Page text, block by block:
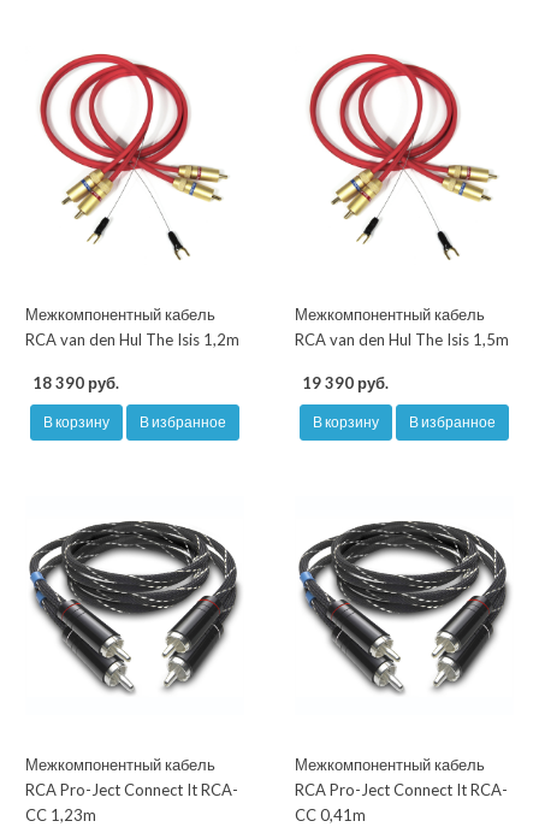
Межкомпонентный кабель
RCA van den Hul The Isis 1,2m
18 390 руб.
В корзину В избранное
Межкомпонентный кабель
RCA van den Hul The Isis 1,5m
19 390 руб.
В корзину В избранное
Межкомпонентный кабель
RCA Pro-Ject Connect It RCA-
CC 1,23m
Межкомпонентный кабель
RCA Pro-Ject Connect It RCA-
CC 0,41m